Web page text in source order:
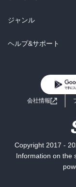
BL・TL
雑誌・グラビア
BL・TL
ラノベ
雑誌・グラビア
総合
ラノベ
ジャンル
コミック
ライトノベル
ミステリー
ヘルプ&サポート
よくあるご質問
会社情報
Copyright 2017 -
Information on the